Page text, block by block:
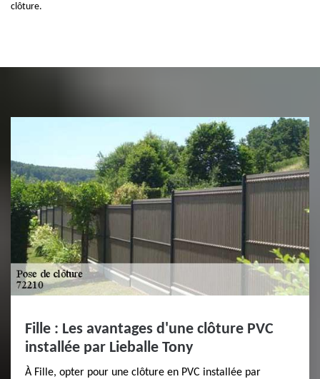
clôture.
Fille : Les avantages d'une clôture PVC
installée par Lieballe Tony
À Fille, opter pour une clôture en PVC installée par